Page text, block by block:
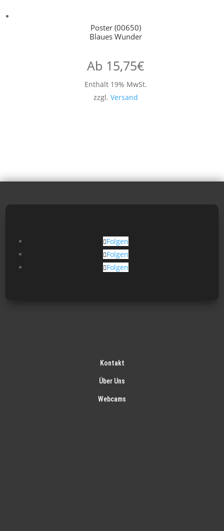
Poster (00650)
Blaues Wunder
Ab 15,75€
Enthält 19% MwSt.
zzgl. Versand
Folgen
Folgen
Folgen
Kontakt
Über Uns
Webcams